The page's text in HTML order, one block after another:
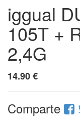
iggual
105T +
2,4G
14.90€
Comparte